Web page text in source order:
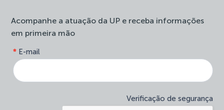
Acompanhe a atuação da UP e receba informações
em primeira mão
site-
newsletter
E-mail
*
Verificação de segurança
você
é
humano,
este